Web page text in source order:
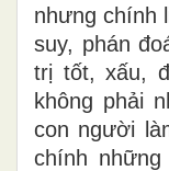
nhưng chính
suy, phán
trị tốt, xấu,
không phải
con người
chính